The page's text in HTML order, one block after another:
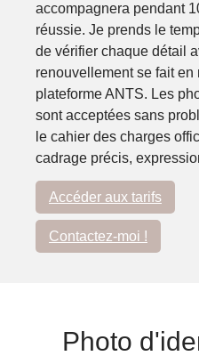
accompagnera pendant
réussie. Je prends le
de vérifier chaque détail
renouvellement se fait
plateforme ANTS. Les
sont acceptées sans
le cahier des charges
cadrage précis,
Accéder aux tarifs
Contactez-moi !
Photo